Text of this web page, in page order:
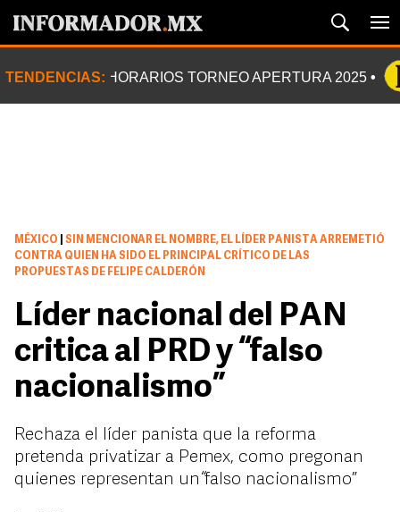
TENDENCIAS: HORARIOS TORNEO APERTURA 2025
MÉXICO
SIN MENCIONAR EL NOMBRE, EL LÍDER PANISTA ARREMETIÓ
CONTRA QUIEN HA SIDO EL PRINCIPAL CRÍTICO DE LAS
PROPUESTAS DE FELIPE CALDERÓN
Líder nacional del PAN
critica al PRD y “falso
nacionalismo”
Rechaza el líder panista que la reforma
pretenda privatizar a Pemex, como pregonan
quienes representan un “falso nacionalismo”